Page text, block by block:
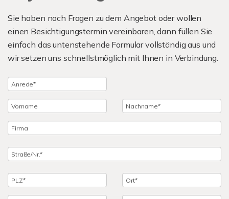
Sie haben noch Fragen zu dem Angebot oder wollen
einen Besichtigungstermin vereinbaren, dann füllen Sie
einfach das untenstehende Formular vollständig aus und
wir setzen uns schnellstmöglich mit Ihnen in Verbindung.